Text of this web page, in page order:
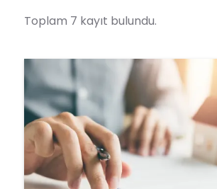
Toplam 7 kayıt bulundu.